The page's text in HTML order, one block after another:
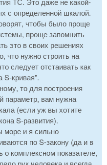
с определенной шкалой.
чтобы было проще
проще запомнить
это в своих решениях
что нужно строить на
следует отстаивать как
S-кривая".
то для построения
параметр, вам нужна
(если уж вы хотите
S-развития).
море и я сильно
по S-закону (да и в
комплексном показателе,